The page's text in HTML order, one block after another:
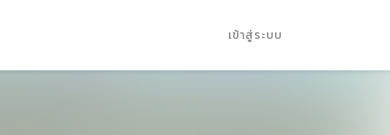
เข้าสู่ระบบ